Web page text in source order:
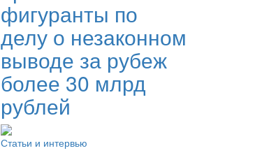
фигуранты по
делу о незаконном
выводе за рубеж
более 30 млрд
рублей
Статьи и интервью